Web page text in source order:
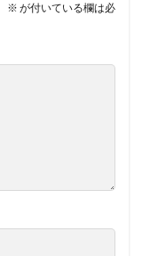
※ が付いている欄は必